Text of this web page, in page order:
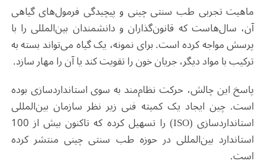
ماهیت تجربی طب سنتی چینی و پیچیدگی فرمول‌های گیاهی
آن، سال‌هاست که قانون‌گذاران و دانشمندان بین‌المللی را با
پرسش مواجه کرده است. برای نمونه، یک گیاه می‌تواند بسته به
ترکیب با مواد دیگر، جریان خون را تقویت کند یا آن را مهار سازد.
پاسخ این چالش، حرکت نظام‌مند به سوی استانداردسازی بوده
است. چین ایجاد یک کمیته فنی زیر نظر سازمان بین‌المللی
استانداردسازی (ISO) را تسهیل کرده که تاکنون بیش از 100
استاندارد بین‌المللی در حوزه طب سنتی چینی منتشر کرده
است.